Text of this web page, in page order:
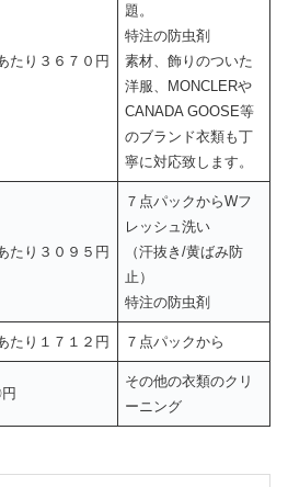
たり３６７０円
題。
特注の防虫剤
素材、飾りのついた
洋服、MONCLERや
CANADA GOOSE等
のブランド衣類も丁
寧に対応致します。
たり３０９５円
７点パックからWフ
レッシュ洗い
（汗抜き/黄ばみ防
止）
特注の防虫剤
たり１７１２円 ７点パックから
その他の衣類のクリ
ーニング